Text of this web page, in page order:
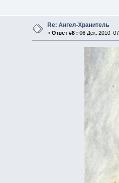
Re: Ангел-Хранитель
« Ответ #8 : 06 Дек. 2010,